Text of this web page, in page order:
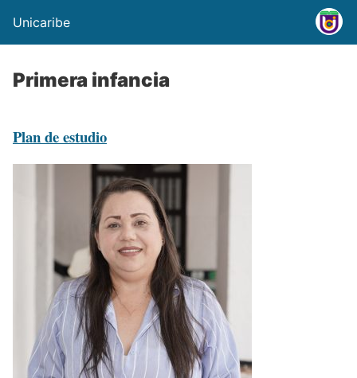
Unicaribe
Primera infancia
Plan de estudio